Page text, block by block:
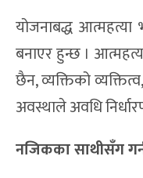
योजनाबद्ध आत्महत्या
बनाएर हुन्छ ।
छैन, व्यक्तिको
अवस्थाले अवधि
नजिकका साथीसँग